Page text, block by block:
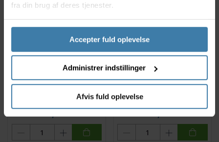
fra din brug af deres tjenester.
Accepter fuld oplevelse
Administrer indstillinger
Afvis fuld oplevelse
Selle Royal Stracciatella
Lookin Sadel Sport
489,00kr.
Selle Royal Vivo Sadel
Urban Moderate
443,00kr.